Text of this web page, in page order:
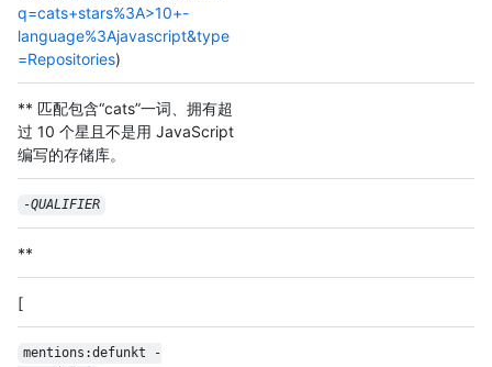
q=cats+stars%3A>10+-
language%3Ajavascript&type
=Repositories)
** 匹配包含“cats”一词、拥有超
过 10 个星且不是用 JavaScript
编写的存储库。
-QUALIFIER
**
[
mentions:defunkt -